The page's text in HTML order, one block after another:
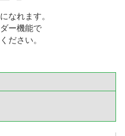
なれます。
ー機能で
ださい。